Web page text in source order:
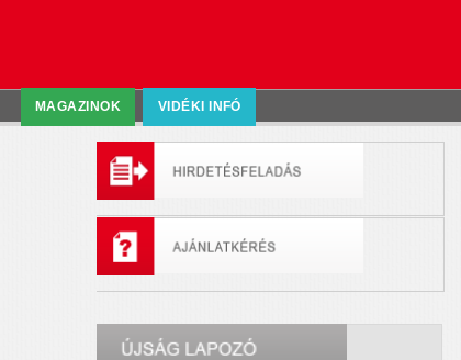
MAGAZINOK VIDÉKI INFÓ